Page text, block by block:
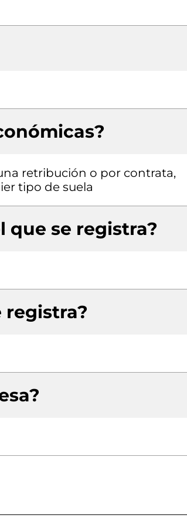
retribución o por contrata,
tipo de suela
que se registra?
registra?